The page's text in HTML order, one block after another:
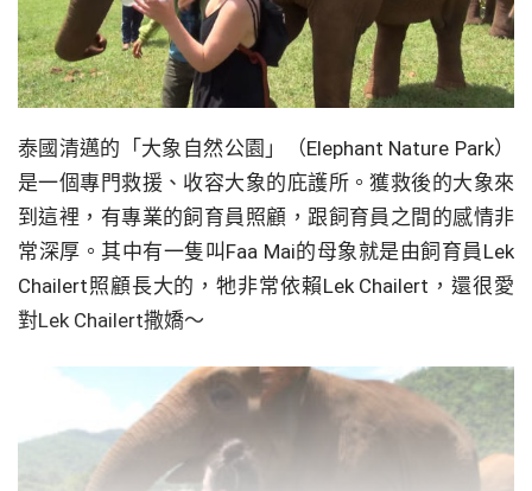
泰國清邁的「大象自然公園」（Elephant Nature Park）
是一個專門救援、收容大象的庇護所。獲救後的大象來
到這裡，有專業的飼育員照顧，跟飼育員之間的感情非
常深厚。其中有一隻叫Faa Mai的母象就是由飼育員Lek
Chailert照顧長大的，牠非常依賴Lek Chailert，還很愛
對Lek Chailert撒嬌～